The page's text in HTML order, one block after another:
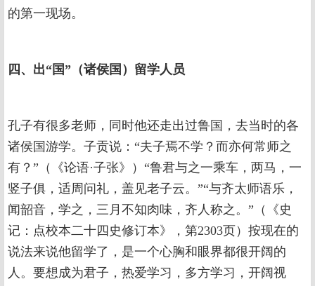
的第一现场。
四、出“国”（诸侯国）留学人员
孔子有很多老师，同时他还走出过鲁国，去当时的各
诸侯国游学。子贡说：“夫子焉不学？而亦何常师之
有？”（《论语·子张》）“鲁君与之一乘车，两马，一
竖子俱，适周问礼，盖见老子云。”“与齐太师语乐，
闻韶音，学之，三月不知肉味，齐人称之。”（《史
记：点校本二十四史修订本》，第2303页）按现在的
说法来说他留学了，是一个心胸和眼界都很开阔的
人。要想成为君子，热爱学习，多方学习，开阔视